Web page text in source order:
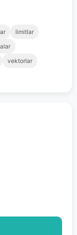
limitlar
vektorlar